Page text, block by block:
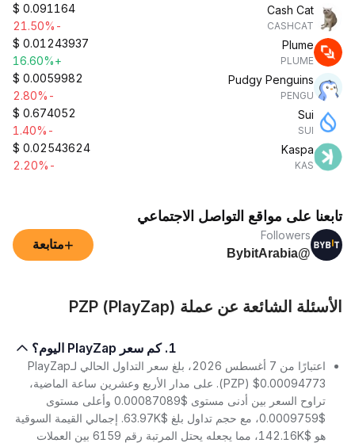
Cash Cat
CASHCAT
$ 0.091164
-21.50%
Plume
PLUME
$ 0.01243937
+16.60%
Pudgy Penguins
PENGU
$ 0.0059982
-2.80%
Sui
SUI
$ 0.674052
-1.40%
Kaspa
KAS
$ 0.02543624
-2.20%
تابعنا على مواقع التواصل الاجتماعي
Followers
@BybitArabia
+متابعة
الأسئلة الشائعة عن عملة PZP (PlayZap)
1. كم سعر PlayZap اليوم؟
اعتبارًا من 7 أغسطس 2026، بلغ سعر التداول الحالي لـPlayZap
(PZP) $0.00094773. على مدار الأربع وعشرين ساعة الماضية،
تراوح السعر بين أدنى مستوى $0.00087089 وأعلى مستوى
$0.0009759، مع حجم تداول بلغ $63.97K. إجمالي القيمة السوقية
هو $142.16K، مما يجعله يحتل المرتبة رقم 6159 بين العملات